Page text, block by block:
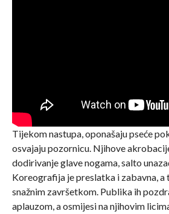
Tijekom nastupa, oponašaju pseće
osvajaju pozornicu. Njihove
dodirivanje glave nogama, salto
Koreografija je preslatka i zabavna, a
snažnim završetkom. Publika ih
aplauzom, a osmijesi na njihovim